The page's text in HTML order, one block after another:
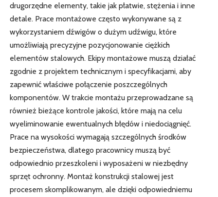
drugorzędne elementy, takie jak płatwie, stężenia i inne
detale. Prace montażowe często wykonywane są z
wykorzystaniem dźwigów o dużym udźwigu, które
umożliwiają precyzyjne pozycjonowanie ciężkich
elementów stalowych. Ekipy montażowe muszą działać
zgodnie z projektem technicznym i specyfikacjami, aby
zapewnić właściwe połączenie poszczególnych
komponentów. W trakcie montażu przeprowadzane są
również bieżące kontrole jakości, które mają na celu
wyeliminowanie ewentualnych błędów i niedociągnięć.
Prace na wysokości wymagają szczególnych środków
bezpieczeństwa, dlatego pracownicy muszą być
odpowiednio przeszkoleni i wyposażeni w niezbędny
sprzęt ochronny. Montaż konstrukcji stalowej jest
procesem skomplikowanym, ale dzięki odpowiedniemu